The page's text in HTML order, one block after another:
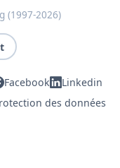
(1997-2026)
Facebook
Linkedin
des données